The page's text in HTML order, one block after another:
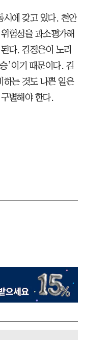
시에 갖고 있다. 천안
험성을 과소평가해
다. 김정은이 노리
’이기 때문이다. 김
하는 것도 나쁜 일은
별해야 한다.